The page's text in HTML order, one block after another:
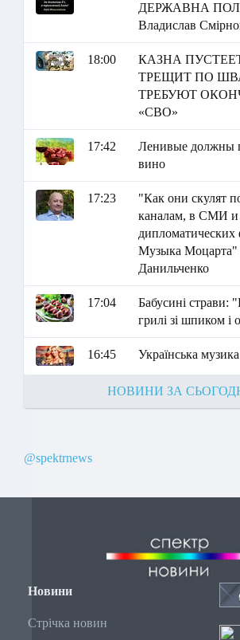
ДЕРЖАВНА
Владислав
18:00
КАЗНА
ТРЕЩИТ ПО
ТРЕБУЮТ
«СВО»
17:42
Ленивые должны
вино
17:23
"Как они скулят
каналам, в СМИ и
дипломатических
Музыка
Данильченко
17:04
Бабусині страви:
грилі зі шпиком і
16:45 Українська
НОВИНИ ЗА
@spektrnews
Новини
Стрічка новин